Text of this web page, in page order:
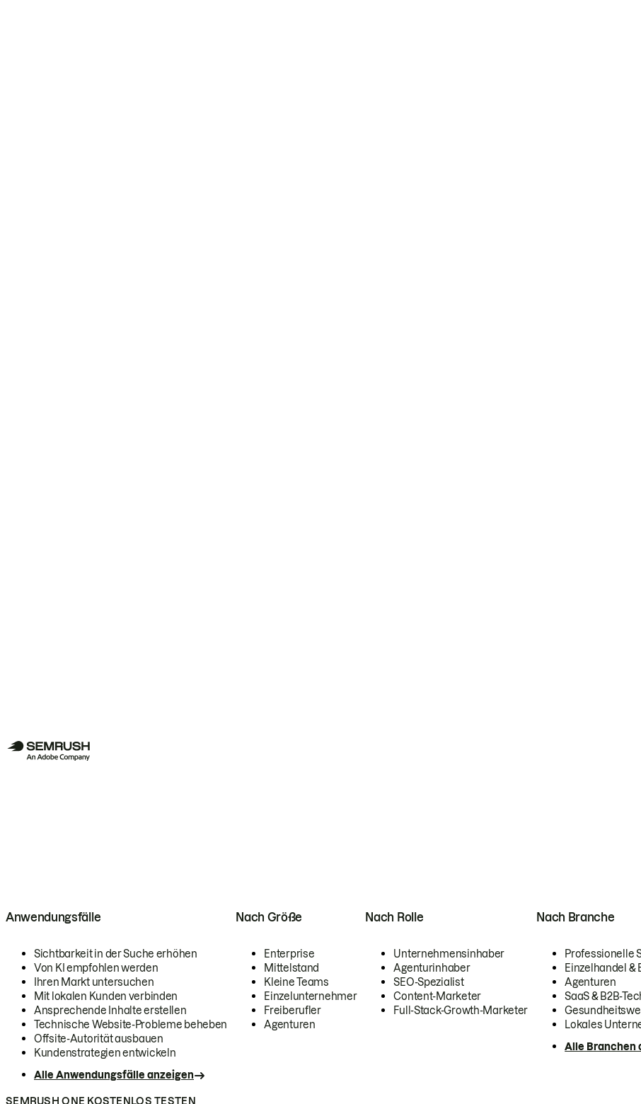
Anwendungsfälle
Sichtbarkeit in der Suche erhöhen
Von KI empfohlen werden
Ihren Markt untersuchen
Mit lokalen Kunden verbinden
Ansprechende Inhalte erstellen
Technische Website-Probleme beheben
Offsite-Autorität ausbauen
Kundenstrategien entwickeln
Alle Anwendungsfälle anzeigen
Nach Größe
Enterprise
Mittelstand
Kleine Teams
Einzelunternehmer
Freiberufler
Agenturen
Nach Rolle
Unternehmensinhaber
Agenturinhaber
SEO-Spezialist
Content-Marketer
Full-Stack-Growth-Marketer
Nach Branche
Professionelle
Einzelhandel &
Agenturen
SaaS & B2B-
Lokales
Alle Branchen
SEMRUSH ONE KOSTENLOS TESTEN